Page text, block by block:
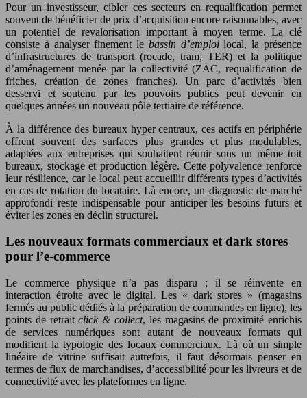
Pour un investisseur, cibler ces secteurs en requalification permet
souvent de bénéficier de prix d’acquisition encore raisonnables, avec
un potentiel de revalorisation important à moyen terme. La clé
consiste à analyser finement le bassin d’emploilocal, la présence
d’infrastructures de transport (rocade, tram, TER) et la politique
d’aménagement menée par la collectivité (ZAC, requalification de
friches, création de zones franches). Un parc d’activités bien
desservi et soutenu par les pouvoirs publics peut devenir en
quelques années un nouveau pôle tertiaire de référence.
À la différence des bureaux hyper centraux, ces actifs en périphérie
offrent souvent des surfaces plus grandes et plus modulables,
adaptées aux entreprises qui souhaitent réunir sous un même toit
bureaux, stockage et production légère. Cette polyvalence renforce
leur résilience, car le local peut accueillir différents types d’activités
en cas de rotation du locataire. Là encore, un diagnostic de marché
approfondi reste indispensable pour anticiper les besoins futurs et
éviter les zones en déclin structurel.
Les nouveaux formats commerciaux et dark stores
pour l’e-commerce
Le commerce physique n’a pas disparu ; il se réinvente en
interaction étroite avec le digital. Les « dark stores » (magasins
fermés au public dédiés à la préparation de commandes en ligne), les
points de retraitclick & collect, les magasins de proximité enrichis
de services numériques sont autant de nouveaux formats qui
modifient la typologie des locaux commerciaux. Là où un simple
linéaire de vitrine suffisait autrefois, il faut désormais penser en
termes de flux de marchandises, d’accessibilité pour les livreurs et de
connectivité avec les plateformes en ligne.